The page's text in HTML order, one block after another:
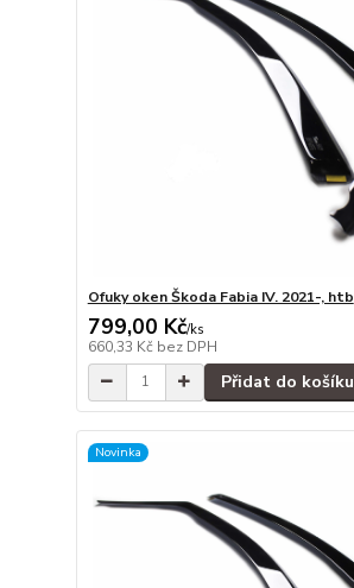
Ofuky oken Škoda Fabia IV. 2021-, htb
799,00 Kč/ks
660,33 Kč bez DPH
Přidat do košíku
Novinka